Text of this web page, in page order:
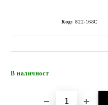
Код: 822-168C
В наличност